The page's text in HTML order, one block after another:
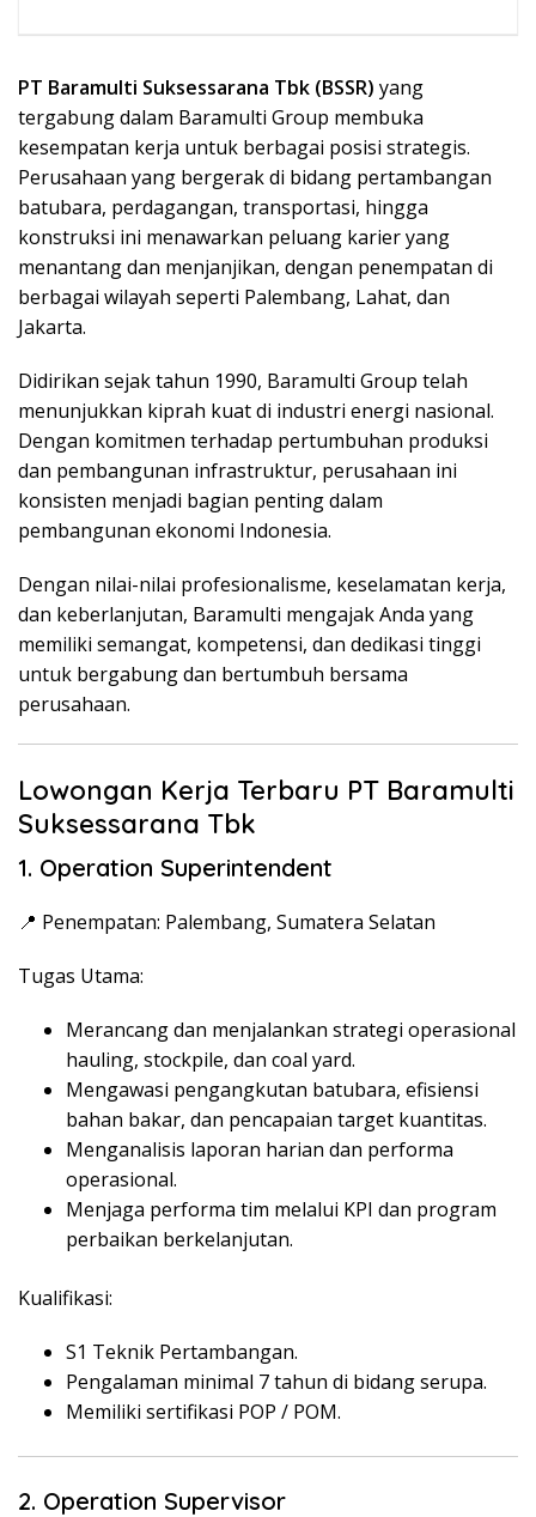
PT Baramulti Suksessarana Tbk (BSSR) yang
tergabung dalam Baramulti Group membuka
kesempatan kerja untuk berbagai posisi strategis.
Perusahaan yang bergerak di bidang pertambangan
batubara, perdagangan, transportasi, hingga
konstruksi ini menawarkan peluang karier yang
menantang dan menjanjikan, dengan penempatan di
berbagai wilayah seperti Palembang, Lahat, dan
Jakarta.
Didirikan sejak tahun 1990, Baramulti Group telah
menunjukkan kiprah kuat di industri energi nasional.
Dengan komitmen terhadap pertumbuhan produksi
dan pembangunan infrastruktur, perusahaan ini
konsisten menjadi bagian penting dalam
pembangunan ekonomi Indonesia.
Dengan nilai-nilai profesionalisme, keselamatan kerja,
dan keberlanjutan, Baramulti mengajak Anda yang
memiliki semangat, kompetensi, dan dedikasi tinggi
untuk bergabung dan bertumbuh bersama
perusahaan.
Lowongan Kerja Terbaru PT Baramulti
Suksessarana Tbk
1. Operation Superintendent
📍 Penempatan: Palembang, Sumatera Selatan
Tugas Utama:
Merancang dan menjalankan strategi operasional
hauling, stockpile, dan coal yard.
Mengawasi pengangkutan batubara, efisiensi
bahan bakar, dan pencapaian target kuantitas.
Menganalisis laporan harian dan performa
operasional.
Menjaga performa tim melalui KPI dan program
perbaikan berkelanjutan.
Kualifikasi:
S1 Teknik Pertambangan.
Pengalaman minimal 7 tahun di bidang serupa.
Memiliki sertifikasi POP / POM.
2. Operation Supervisor